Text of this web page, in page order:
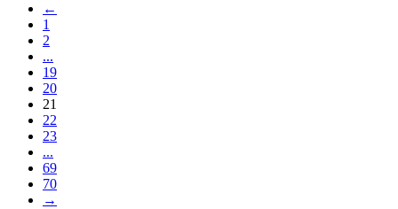
←
1
2
...
19
20
21
22
23
...
69
70
→